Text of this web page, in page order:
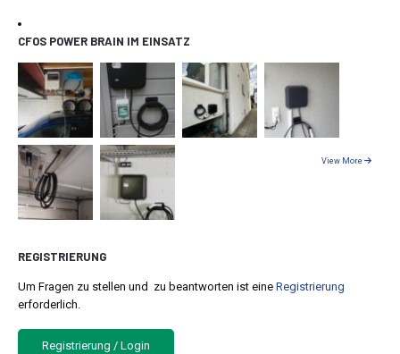
CFOS POWER BRAIN IM EINSATZ
View More
REGISTRIERUNG
Um Fragen zu stellen und zu beantworten ist eine Registrierung
erforderlich.
Registrierung / Login